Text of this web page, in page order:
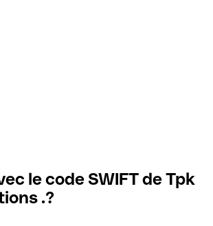
le code SWIFT de Tpk
.?